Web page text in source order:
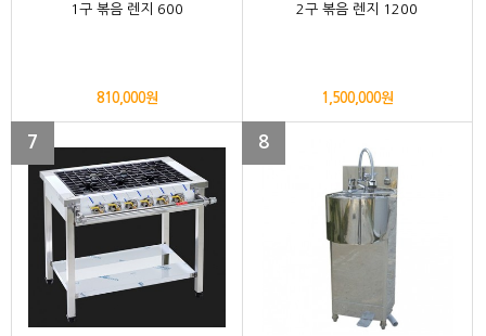
1구 볶음 렌지 600
810,000원
2구 볶음 렌지 1200
1,500,000원
7 8